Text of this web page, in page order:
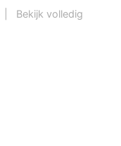
Bekijk volledig